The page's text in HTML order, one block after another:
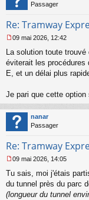
Passager
Re: Tramway
e
s
a
e
n
o
n
l
09 mai 2026, 12:42
La solution toute
éviterait les procédures
E, et un délai plus
Je pari que cette
nanar
Passager
Re: Tramway
e
s
s
09 mai 2026, 14:05
Tu sais, moi j'étais
du tunnel près du parc
(longueur du tunnel